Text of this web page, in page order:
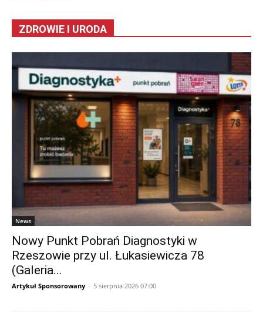
ZDROWIE I URODA
News
Nowy Punkt Pobrań Diagnostyki w
Rzeszowie przy ul. Łukasiewicza 78
(Galeria...
Artykuł Sponsorowany - 5 sierpnia 2026 07:00